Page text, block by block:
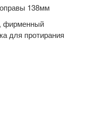
138мм
фирменный
для протирания